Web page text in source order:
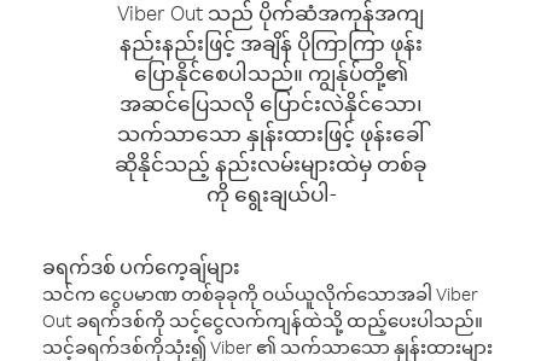
Viber Out သည် ပိုက်ဆံအကုန်အကျ
နည်းနည်းဖြင့် အချိန် ပိုကြာကြာ ဖုန်း
ပြောနိုင်စေပါသည်။ ကျွန်ုပ်တို့၏
အဆင်ပြေသလို ပြောင်းလဲနိုင်သော၊
သက်သာသော နှုန်းထားဖြင့် ဖုန်းခေါ်
ဆိုနိုင်သည့် နည်းလမ်းများထဲမှ တစ်ခု
ကို ရွေးချယ်ပါ-
ခရက်ဒစ် ပက်ကေ့ချ်များ
သင်က ငွေပမာဏ တစ်ခုခုကို ဝယ်ယူလိုက်သောအခါ Viber
Out ခရက်ဒစ်ကို သင့်ငွေလက်ကျန်ထဲသို့ ထည့်ပေးပါသည်။
သင့်ခရက်ဒစ်ကိုသုံး၍ Viber ၏ သက်သာသော နှုန်းထားများ